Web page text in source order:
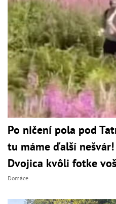
Po ničení pola pod
tu máme ďalší
Dvojica kvôli fotke
Domáce